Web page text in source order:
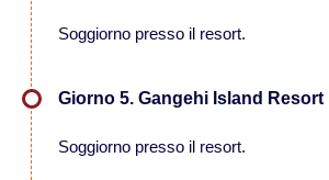
Viaggi in Filippine
Soggiorno presso il resort.
Giorno 5. Gangehi Island Resort
Soggiorno presso il resort.